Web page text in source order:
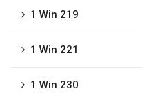
1 Win 219
1 Win 221
1 Win 230